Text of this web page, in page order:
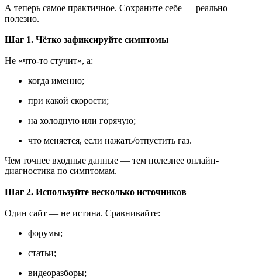
А теперь самое практичное. Сохраните себе — реально
полезно.
Шаг 1. Чётко зафиксируйте симптомы
Не «что-то стучит», а:
когда именно;
при какой скорости;
на холодную или горячую;
что меняется, если нажать/отпустить газ.
Чем точнее входные данные — тем полезнее онлайн-
диагностика по симптомам.
Шаг 2. Используйте несколько источников
Один сайт — не истина. Сравнивайте:
форумы;
статьи;
видеоразборы;